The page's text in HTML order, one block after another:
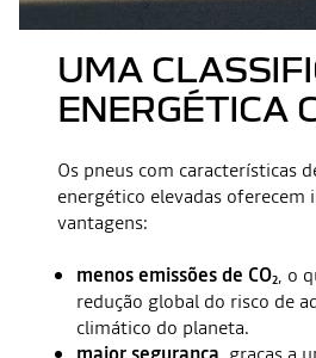
UMA
ENERGÉTICA
Os pneus com características
energético elevadas oferecem
vantagens:
menos emissões de CO2, o
redução global do risco de
climático do planeta.